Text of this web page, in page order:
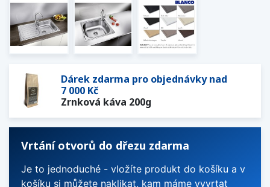
Dárek zdarma pro objednávky nad
7 000 Kč
Zrnková káva 200g
Vrtání otvorů do dřezu zdarma
Je to jednoduché - vložíte produkt do košíku a v
košíku si můžete naklikat, kam máme vyvrtat